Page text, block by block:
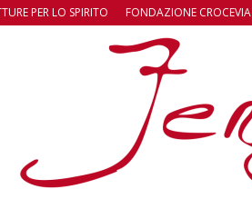
PER LO SPIRITO FONDAZIONE CROCEVIA